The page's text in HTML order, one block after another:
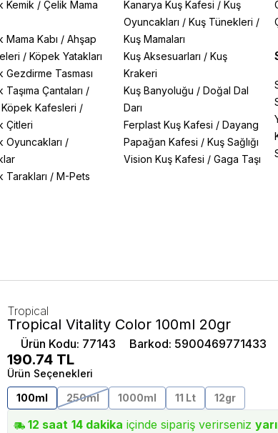
Kemik /Çelik Mama
Mama Kabı /Ahşap
/Köpek Yatakları
Gezdirme Tasması
Taşıma Çantaları /
Kafesleri /
Çitleri
Oyuncakları /
Tarakları /M-Pets
Kanarya Kuş Kafesi / Kuş
Oyuncakları / Kuş Tünekleri /
Kuş Mamaları
Kuş Aksesuarları / Kuş
Krakeri
Kuş Banyoluğu / Doğal Dal
Darı
Ferplast Kuş Kafesi / Dayang
Papağan Kafesi / Kuş Sağlığı
Vision Kuş Kafesi / Gaga Taşı
Tropical
Tropical Vitality Color 100ml 20gr
Ürün Kodu: 77143 Barkod: 5900469771433
190.74 TL
Ürün Seçenekleri
100ml
250ml 1000ml 11 Lt 12gr
12 saat 14 dakika içinde sipariş verirseniz